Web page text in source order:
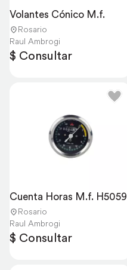
Volantes Cónico M.f.
Rosario
Raul Ambrogi
$ Consultar
Cuenta Horas M.f. H5059
Rosario
Raul Ambrogi
$ Consultar